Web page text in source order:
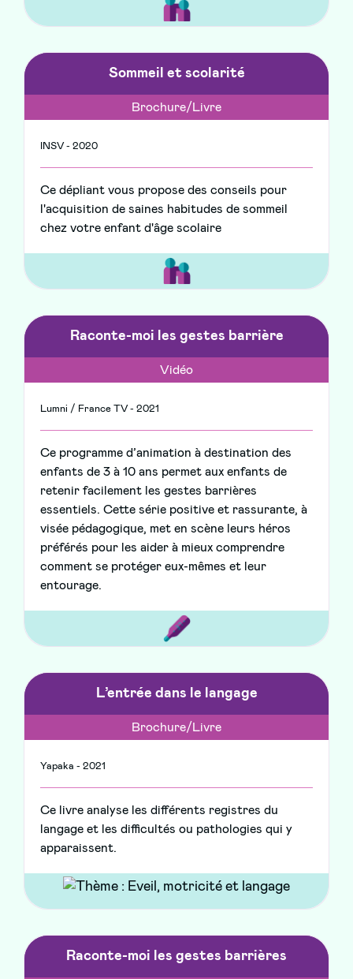
Sommeil et scolarité
Brochure/Livre
INSV - 2020
Ce dépliant vous propose des conseils pour
l'acquisition de saines habitudes de sommeil
chez votre enfant d'âge scolaire
Raconte-moi les gestes barrière
Vidéo
Lumni / France TV - 2021
Ce programme d’animation à destination des
enfants de 3 à 10 ans permet aux enfants de
retenir facilement les gestes barrières
essentiels. Cette série positive et rassurante, à
visée pédagogique, met en scène leurs héros
préférés pour les aider à mieux comprendre
comment se protéger eux-mêmes et leur
entourage.
L’entrée dans le langage
Brochure/Livre
Yapaka - 2021
Ce livre analyse les différents registres du
langage et les difficultés ou pathologies qui y
apparaissent.
Raconte-moi les gestes barrières